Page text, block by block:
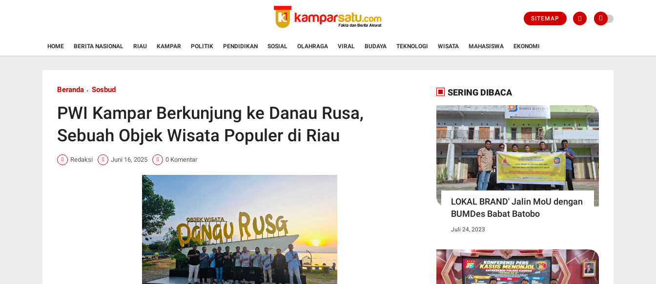
SITEMAP
HOME BERITA NASIONAL RIAU KAMPAR POLITIK PENDIDIKAN SOSIAL OLAHRAGA VIRAL BUDAYA TEKNOLOGI WISATA MAHASISWA EKONOMI
Beranda Sosbud
PWI Kampar Berkunjung ke Danau Rusa,
Sebuah Objek Wisata Populer di Riau
Redaksi Juni 16, 2025 0 Komentar
SERING DIBACA
LOKAL BRAND' Jalin MoU dengan
BUMDes Babat Batobo
Juli 24, 2023